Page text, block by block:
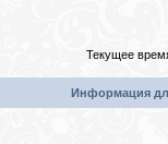
Текущее
Информация